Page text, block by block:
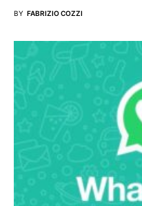
BY FABRIZIO COZZI